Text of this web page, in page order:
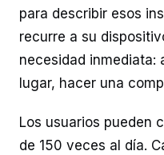
para describir esos
recurre a su
necesidad inmediata:
lugar, hacer una
Los usuarios pueden
de 150 veces al día.